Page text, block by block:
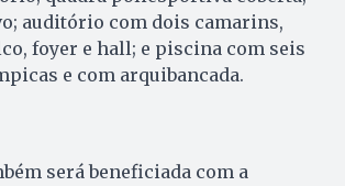
auditório com dois camarins,
foyer e hall; e piscina com seis
e com arquibancada.
será beneficiada com a